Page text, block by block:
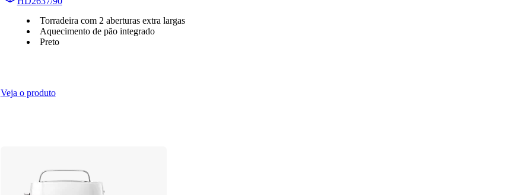
Torradeira com 2 aberturas extra largas
Aquecimento de pão integrado
Preto
Veja o produto